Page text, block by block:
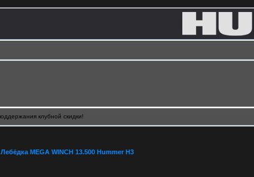
клубной скидки!
Лебёдка MEGA WINCH 13.500 Hummer H3